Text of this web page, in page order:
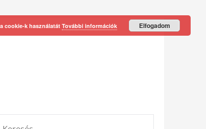
cookie-k használatát További információk Elfogadom